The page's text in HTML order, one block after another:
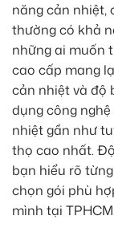
năng cản nhiệt,
thường có khả
những ai muốn
cao cấp mang
cản nhiệt và độ
dụng công
nhiệt gần như
thọ cao nhất.
bạn hiểu rõ
chọn gói phù
mình tại